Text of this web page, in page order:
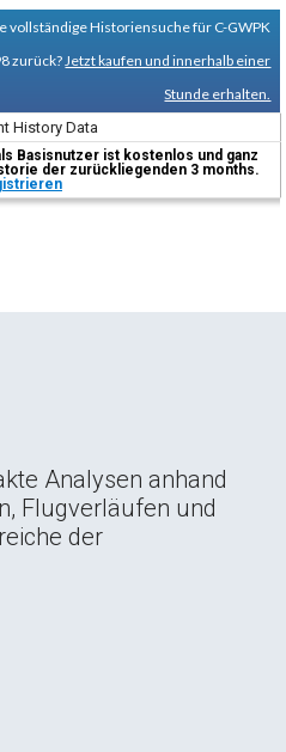
vollständige Historiensuche für C-GWPK
zurück? Jetzt kaufen und innerhalb einer
Stunde erhalten.
History Data
Basisnutzer ist kostenlos und ganz
der zurückliegenden 3 months.
Analysen anhand
Flugverläufen und
der